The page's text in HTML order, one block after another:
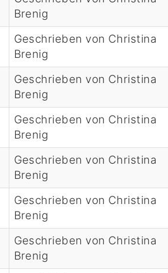
Brenig
Geschrieben von Christina
Brenig
Geschrieben von Christina
Brenig
Geschrieben von Christina
Brenig
Geschrieben von Christina
Brenig
Geschrieben von Christina
Brenig
Geschrieben von Christina
Brenig